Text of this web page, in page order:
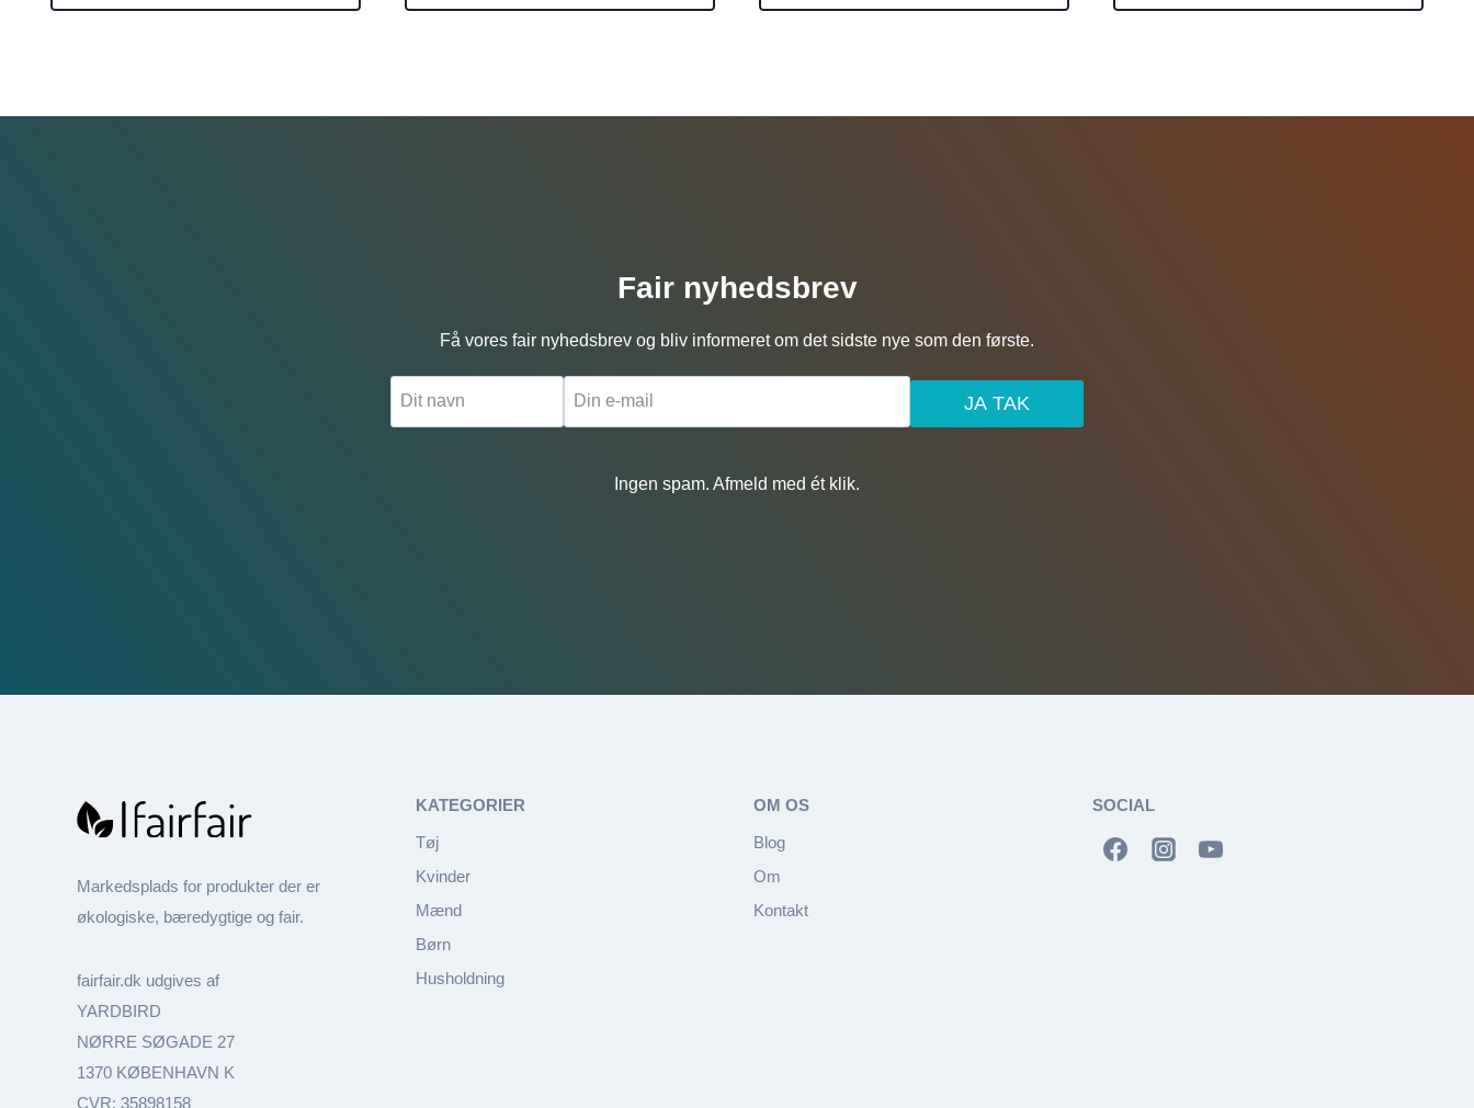
Fair nyhedsbrev
Få vores fair nyhedsbrev og bliv informeret om det sidste nye som den første.
JA TAK
Ingen spam. Afmeld med ét klik.
Markedsplads for produkter der er
økologiske, bæredygtige og fair.
fairfair.dk udgives af
YARDBIRD
NØRRE SØGADE 27
1370 KØBENHAVN K
CVR: 35898158
KATEGORIER
Tøj
Kvinder
Mænd
Børn
Husholdning
OM OS
Blog
Om
Kontakt
SOCIAL